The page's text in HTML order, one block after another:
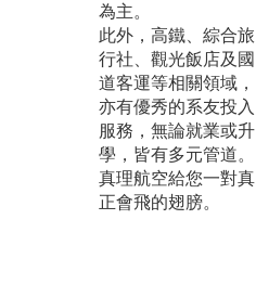
為主。
此外，高鐵、綜合旅
行社、觀光飯店及國
道客運等相關領域，
亦有優秀的系友投入
服務，無論就業或升
學，皆有多元管道。
真理航空給您一對真
正會飛的翅膀。